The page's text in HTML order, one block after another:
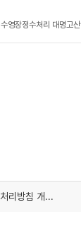
영장정수처리 대명고산
08/03(월) 다나와 개인정보처리방침 개정 안내